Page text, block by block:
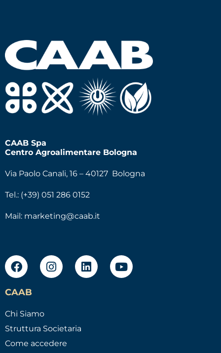
CAAB Spa
Centro Agroalimentare Bologna
Via Paolo Canali, 16 – 40127 Bologna
Tel.: (+39) 051 286 0152
Mail: marketing@caab.it
CAAB
Chi Siamo
Struttura Societaria
Come accedere